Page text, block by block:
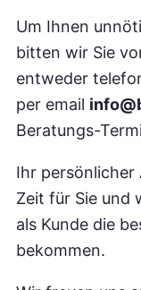
Um Ihnen
bitten wir Sie
entweder
per email
Beratungs-
Ihr
Zeit für Sie und
als Kunde die
bekommen.